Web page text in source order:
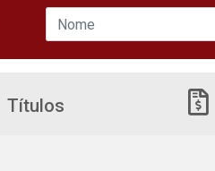
Títulos